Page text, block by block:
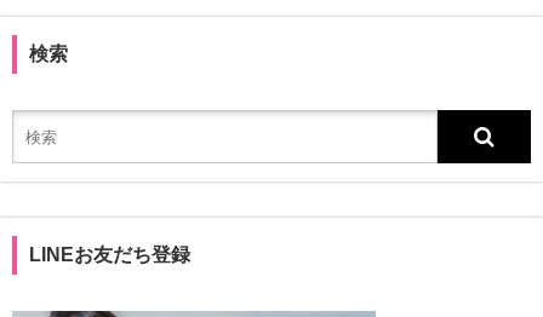
検索
LINEお友だち登録